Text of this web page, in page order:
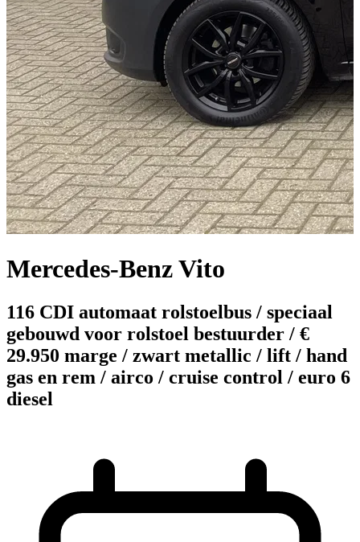
Mercedes-Benz Vito
116 CDI automaat rolstoelbus / speciaal
gebouwd voor rolstoel bestuurder / €
29.950 marge / zwart metallic / lift / hand
gas en rem / airco / cruise control / euro 6
diesel